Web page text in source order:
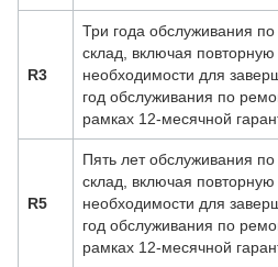
R3
Три года обслуживания
склад, включая повторную
необходимости для
год обслуживания по
рамках 12-месячной
R5
Пять лет обслуживания
склад, включая повторную
необходимости для
год обслуживания по
рамках 12-месячной